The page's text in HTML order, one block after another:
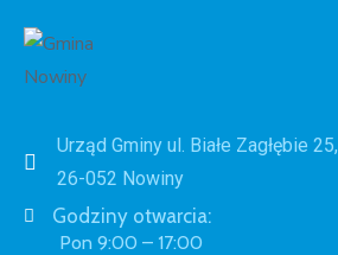
Urząd Gminy ul. Białe Zagłębie 25,
26-052 Nowiny
Godziny otwarcia:
Pon 9:00 – 17:00